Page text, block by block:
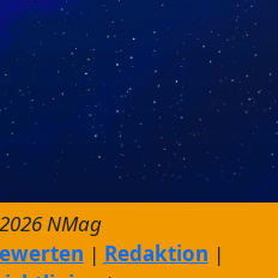
NMag
Redaktion